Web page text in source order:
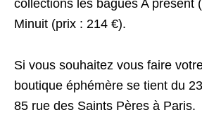
collections les bagues A présent
Minuit (prix : 214 €).
Si vous souhaitez vous faire
boutique éphémère se tient du
85 rue des Saints Pères à Paris.